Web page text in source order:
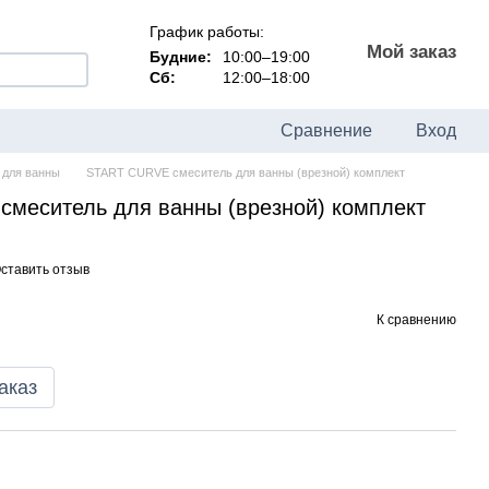
График работы:
Будние:
10:00–19:00
Сб:
12:00–18:00
Мой заказ
Сравнение Вход
ванны START CURVE смеситель для ванны (врезной) комплект
для ванны (врезной) комплект
отзыв
К сравнению